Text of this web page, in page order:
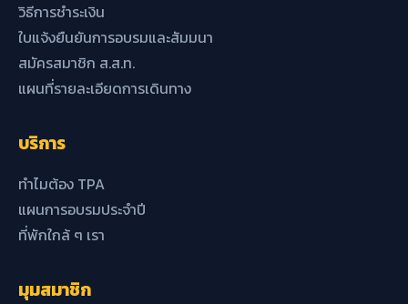
วิธีการชำระเงิน
ใบแจ้งยืนยันการอบรมและสัมมนา
สมัครสมาชิก ส.ส.ท.
แผนที่รายละเอียดการเดินทาง
บริการ
ทำไมต้อง TPA
แผนการอบรมประจำปี
ที่พักใกล้ ๆ เรา
มุมสมาชิก